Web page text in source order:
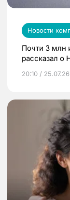
Новости
Почти 3 млн
рассказал о
20:10 / 25.07.26